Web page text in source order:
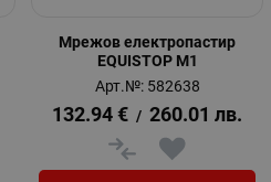
Мрежов електропастир
EQUISTOP M1
Арт.№: 582638
132.94 € / 260.01 лв.